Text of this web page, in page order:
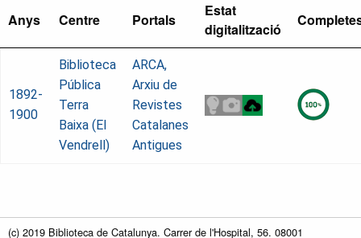
Anys Centre Portals
Estat
digitalització
1892-
1900
Biblioteca
Pública
Terra
Baixa (El
Vendrell)
ARCA,
Arxiu de
Revistes
Catalanes
Antigues
(c) 2019 Biblioteca de Catalunya. Carrer de l'Hospital, 56. 08001